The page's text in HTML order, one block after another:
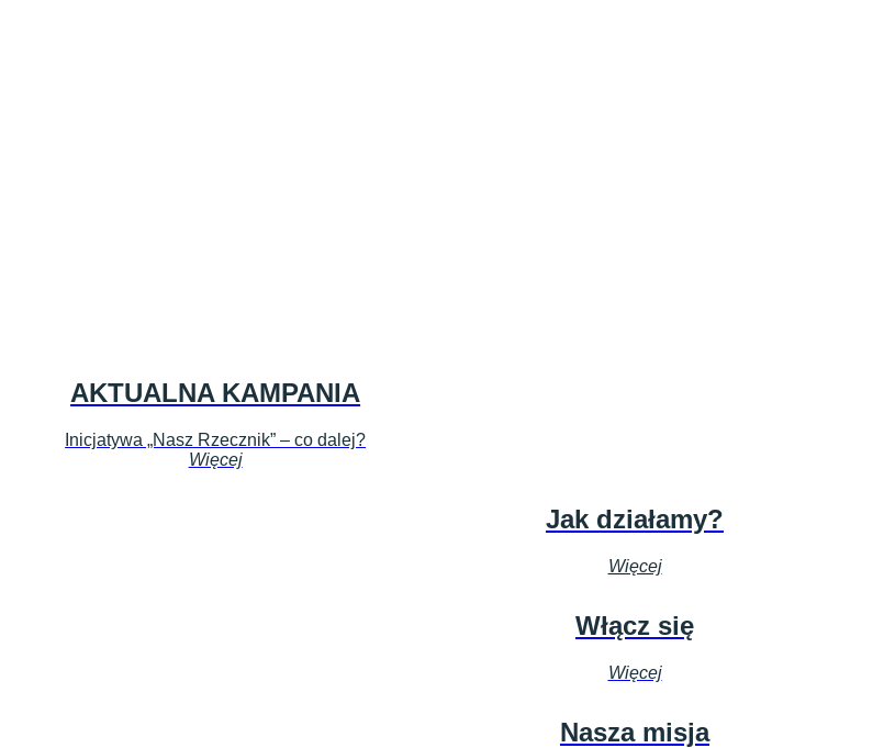
AKTUALNA KAMPANIA
Inicjatywa „Nasz Rzecznik” – co dalej?
Więcej
Jak działamy?
Więcej
Włącz się
Więcej
Nasza misja